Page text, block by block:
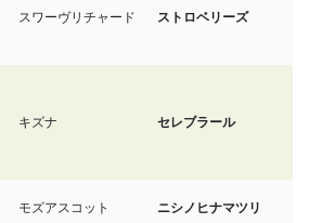
スワーヴリチャード ストロベリーズ
キズナ セレブラール
モズアスコット ニシノヒナマツリ